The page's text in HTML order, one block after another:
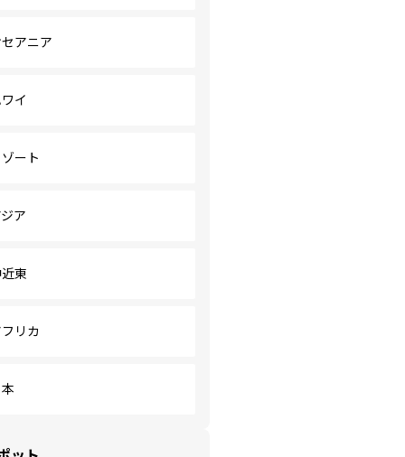
アニア
イ
ート
ア
東
リカ